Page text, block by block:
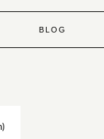
BLOG